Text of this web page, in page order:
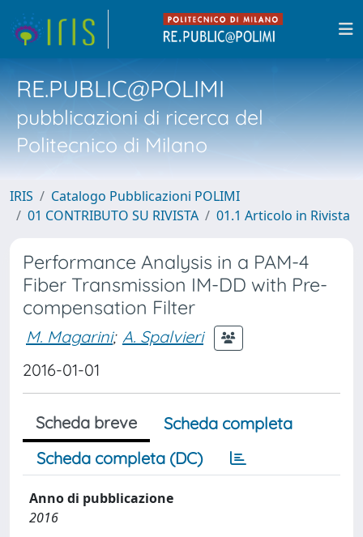
RE.PUBLIC@POLIMI
pubblicazioni di ricerca del
Politecnico di Milano
IRIS
Catalogo Pubblicazioni POLIMI
01 CONTRIBUTO SU RIVISTA
01.1 Articolo in Rivista
Performance Analysis in a PAM-4
Fiber Transmission IM-DD with Pre-
compensation Filter
M. Magarini; A. Spalvieri
2016-01-01
Scheda breve
Scheda completa
Scheda completa (DC)
Anno di pubblicazione
2016